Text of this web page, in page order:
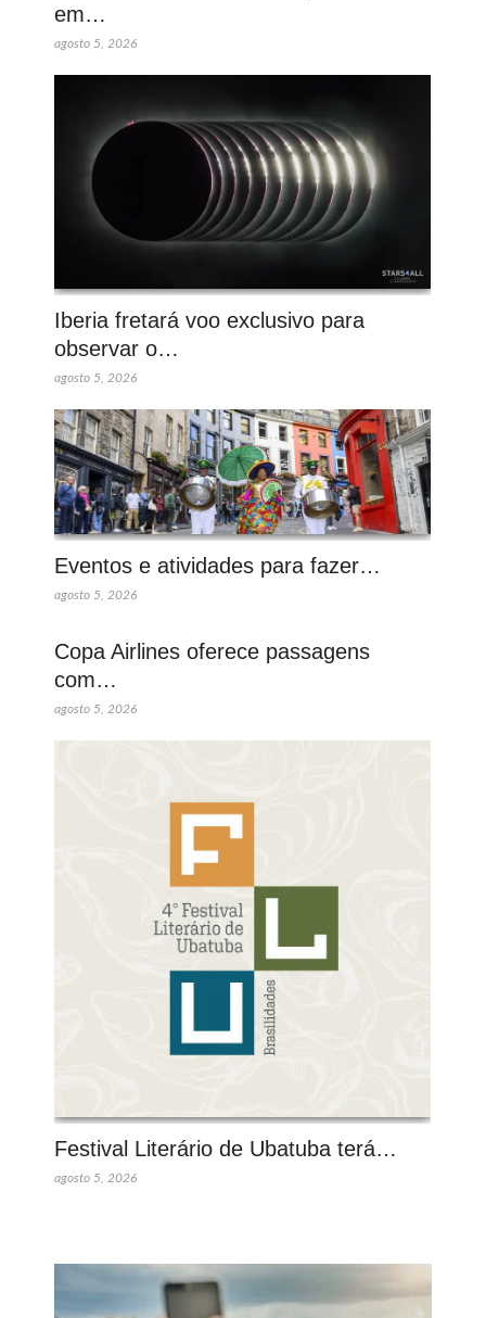
em…
agosto 5, 2026
Iberia fretará voo exclusivo para
observar o…
agosto 5, 2026
Eventos e atividades para fazer…
agosto 5, 2026
Copa Airlines oferece passagens
com…
agosto 5, 2026
Festival Literário de Ubatuba terá…
agosto 5, 2026